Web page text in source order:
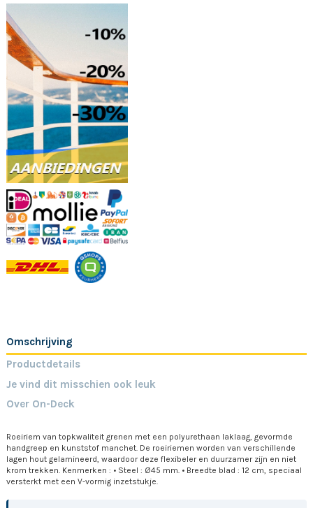
Omschrijving
Productdetails
Je vind dit misschien ook leuk
Over On-Deck
Roeiriem van topkwaliteit grenen met een polyurethaan laklaag, gevormde
handgreep en kunststof manchet. De roeiriemen worden van verschillende
lagen hout gelamineerd, waardoor deze flexibeler en duurzamer zijn en niet
krom trekken. Kenmerken : • Steel : Ø45 mm. • Breedte blad : 12 cm, speciaal
versterkt met een V-vormig inzetstukje.